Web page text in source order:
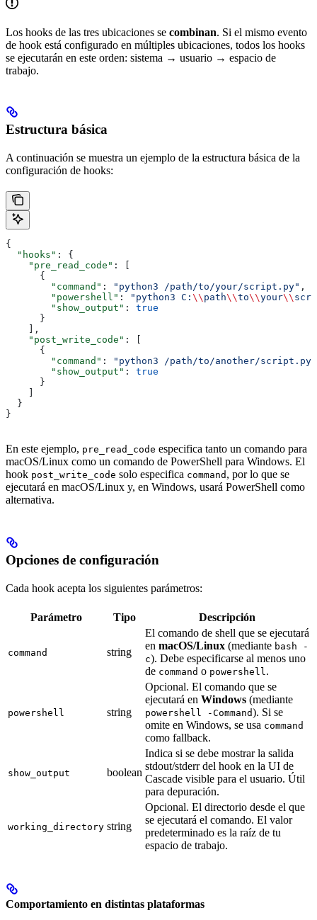
Los hooks de las tres ubicaciones se combinan. Si el mismo evento
de hook está configurado en múltiples ubicaciones, todos los hooks
se ejecutarán en este orden: sistema → usuario → espacio de
trabajo.
Estructura básica
A continuación se muestra un ejemplo de la estructura básica de la
configuración de hooks:
{
  "hooks"
: {
    "pre_read_code"
: [
      {
        "command"
: "python3 /path/to/your/script.py" ,
        "powershell"
: "python3 C: \\ path\\to\\your\\
        "show_output"
: true
      }
    ],
    "post_write_code"
: [
      {
        "command"
:
"python3 /path/to/another/script.py"
        "show_output"
: true
      }
  }
}
En este ejemplo, pre_read_code especifica tanto un comando para
macOS/Linux como un comando de PowerShell para Windows. El
hook post_write_code solo especifica command , por lo que se
ejecutará en macOS/Linux y, en Windows, usará PowerShell como
alternativa.
Opciones de configuración
Cada hook acepta los siguientes parámetros:
Parámetro Tipo Descripción
command string
El comando de shell que se ejecutará
en macOS/Linux (mediante bash -
c). Debe especificarse al menos uno
de command o powershell.
powershell string
Opcional. El comando que se
ejecutará en Windows (mediante
powershell -Command). Si se
omite en Windows, se usa command
como fallback.
show_output boolean
Indica si se debe mostrar la salida
stdout/stderr del hook en la UI de
Cascade visible para el usuario. Útil
para depuración.
working_directory string
Opcional. El directorio desde el que
se ejecutará el comando. El valor
predeterminado es la raíz de tu
espacio de trabajo.
Comportamiento en distintas plataformas